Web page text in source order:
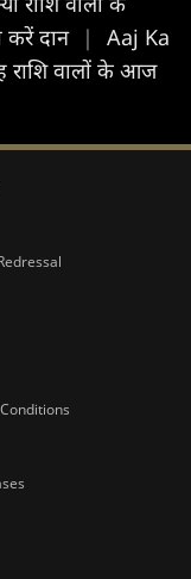
करें दान |
Aaj Ka
वालों के आज